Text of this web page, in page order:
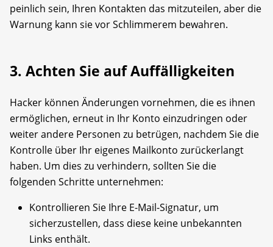
peinlich sein, Ihren Kontakten das mitzuteilen, aber die
Warnung kann sie vor Schlimmerem bewahren.
3. Achten Sie auf Auffälligkeiten
Hacker können Änderungen vornehmen, die es ihnen
ermöglichen, erneut in Ihr Konto einzudringen oder
weiter andere Personen zu betrügen, nachdem Sie die
Kontrolle über Ihr eigenes Mailkonto zurückerlangt
haben. Um dies zu verhindern, sollten Sie die
folgenden Schritte unternehmen:
Kontrollieren Sie Ihre E-Mail-Signatur, um
sicherzustellen, dass diese keine unbekannten
Links enthält.